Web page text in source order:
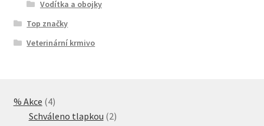
Vodítka a obojky
Top značky
Veterinární krmivo
% Akce 44
produkty
Schváleno tlapkou 22